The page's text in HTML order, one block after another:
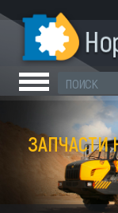
ЗАПЧАСТИ